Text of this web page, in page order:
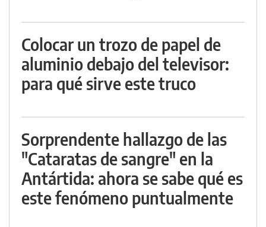
Colocar un trozo de papel de
aluminio debajo del televisor:
para qué sirve este truco
Sorprendente hallazgo de las
"Cataratas de sangre" en la
Antártida: ahora se sabe qué es
este fenómeno puntualmente